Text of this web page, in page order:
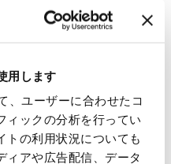
用します
、ユーザーに合わせたコ
ィックの分析を行ってい
トの利用状況についても
ィアや広告配信、データ